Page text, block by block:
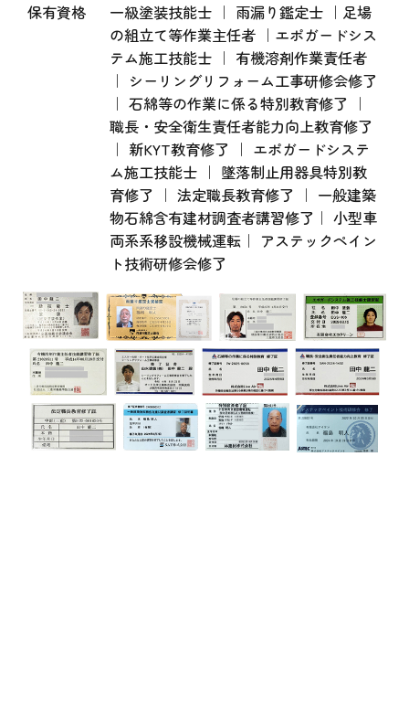
保有資格
一級塗装技能士 ｜ 雨漏り鑑定士 ｜足場
の組立て等作業主任者 ｜エポガードシス
テム施工技能士 ｜ 有機溶剤作業責任者
｜ シーリングリフォーム工事研修会修了
｜ 石綿等の作業に係る特別教育修了 ｜
職長・安全衛生責任者能力向上教育修了
｜ 新KYT教育修了 ｜ エポガードシステ
ム施工技能士 ｜ 墜落制止用器具特別教
育修了 ｜ 法定職長教育修了 ｜ 一般建築
物石綿含有建材調査者講習修了｜ 小型車
両系系移設機械運転｜ アステックペイン
ト技術研修会修了